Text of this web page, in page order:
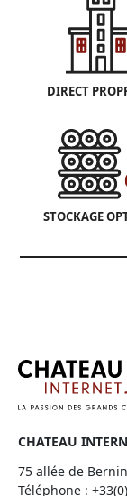
DIRECT
STOCKAGE
CHATEAU
75 allée de
Téléphone :